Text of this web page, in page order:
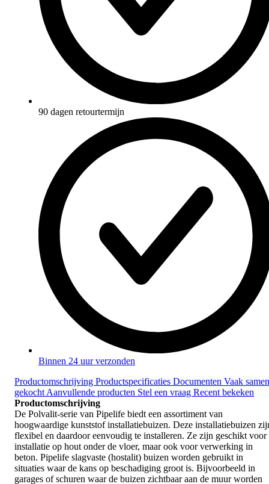
90 dagen retourtermijn
Binnen 24 uur verzonden
Productomschrijving Productspecificaties Documenten Vaak samen
gekocht Aanvullende producten Stel een vraag Recent bekeken
Productomschrijving
De Polvalit-serie van Pipelife biedt een assortiment van
hoogwaardige kunststof installatiebuizen. Deze installatiebuizen
flexibel en daardoor eenvoudig te installeren. Ze zijn geschikt voor
installatie op hout onder de vloer, maar ook voor verwerking in
beton. Pipelife slagvaste (hostalit) buizen worden gebruikt in
situaties waar de kans op beschadiging groot is. Bijvoorbeeld in
garages of schuren waar de buizen zichtbaar aan de muur worden